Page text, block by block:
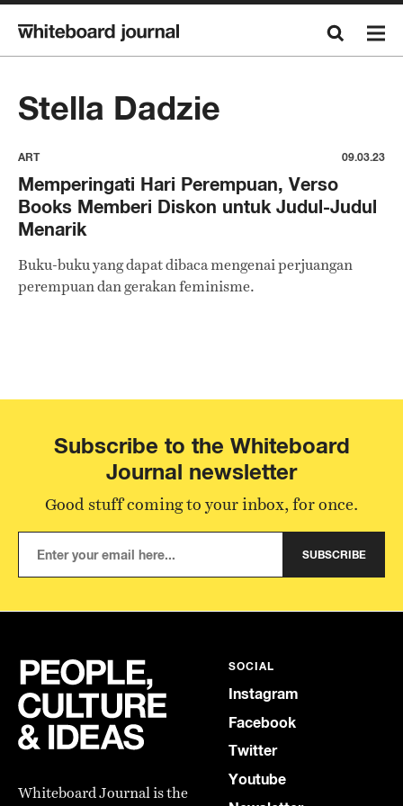
Stella Dadzie
ART 09.03.23
Memperingati Hari Perempuan, Verso
Books Memberi Diskon untuk Judul-Judul
Menarik
Buku-buku yang dapat dibaca mengenai perjuangan
perempuan dan gerakan feminisme.
Subscribe to the Whiteboard
Journal newsletter
Good stuff coming to your inbox, for once.
SUBSCRIBE
Whiteboard Journal is the
SOCIAL
Instagram
Facebook
Twitter
Youtube